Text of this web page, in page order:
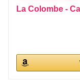
La Colombe -